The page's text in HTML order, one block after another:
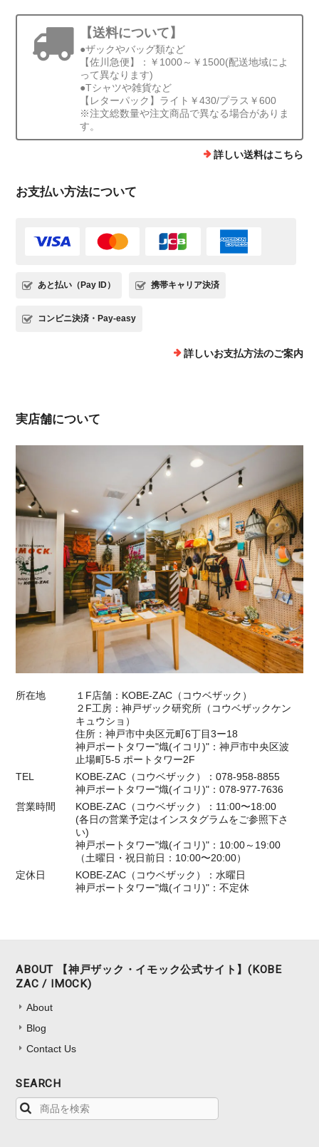
【送料について】
●ザックやバッグ類など
【佐川急便】：￥1000～￥1500(配送地域によ
って異なります)
●Tシャツや雑貨など
【レターパック】ライト￥430/プラス￥600
※注文総数量や注文商品で異なる場合がありま
す。
詳しい送料はこちら
お支払い方法について
あと払い（Pay ID） 携帯キャリア決済
コンビニ決済・Pay-easy
詳しいお支払方法のご案内
実店舗について
所在地
１F店舗：KOBE-ZAC（コウベザック）
２F工房：神戸ザック研究所（コウベザックケン
キュウショ）
住所：神戸市中央区元町6丁目3ー18
神戸ポートタワー"熾(イコリ)"：神戸市中央区波
止場町5-5 ポートタワー2F
TEL
KOBE-ZAC（コウベザック）：078-958-8855
神戸ポートタワー"熾(イコリ)"：078-977-7636
営業時間
KOBE-ZAC（コウベザック）：11:00〜18:00
(各日の営業予定はインスタグラムをご参照下さ
い)
神戸ポートタワー"熾(イコリ)"：10:00～19:00
（土曜日・祝日前日：10:00〜20:00）
定休日
KOBE-ZAC（コウベザック）：水曜日
神戸ポートタワー"熾(イコリ)"：不定休
ABOUT 【神戸ザック・イモック公式サイト】(KOBE
ZAC / IMOCK)
About
Blog
Contact Us
SEARCH